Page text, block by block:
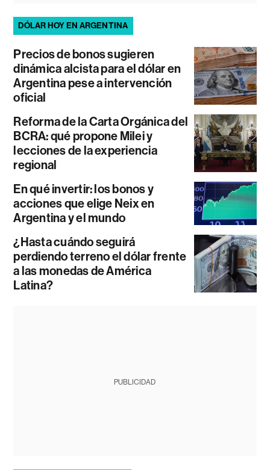
DÓLAR HOY EN ARGENTINA
Precios de bonos sugieren
dinámica alcista para el dólar en
Argentina pese a intervención
oficial
Reforma de la Carta Orgánica del
BCRA: qué propone Milei y
lecciones de la experiencia
regional
En qué invertir: los bonos y
acciones que elige Neix en
Argentina y el mundo
¿Hasta cuándo seguirá
perdiendo terreno el dólar frente
a las monedas de América
Latina?
PUBLICIDAD